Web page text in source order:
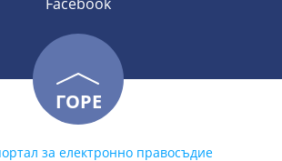
ГОРЕ
за електронно правосъдие